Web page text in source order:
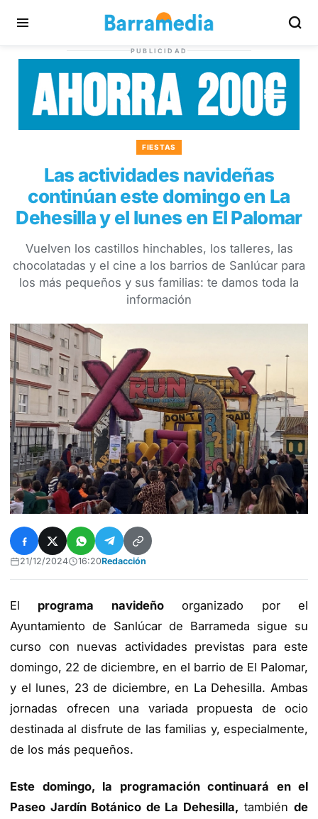
PUBLICIDAD
FIESTAS
Las actividades navideñas
continúan este domingo en La
Dehesilla y el lunes en El Palomar
Vuelven los castillos hinchables, los talleres, las
chocolatadas y el cine a los barrios de Sanlúcar para
los más pequeños y sus familias: te damos toda la
información
21/12/2024 16:20Redacción
El programa navideñoorganizado por el
Ayuntamiento de Sanlúcar de Barrameda sigue su
curso con nuevas actividades previstas para este
domingo, 22 de diciembre, en el barrio de El Palomar,
y el lunes, 23 de diciembre, en La Dehesilla. Ambas
jornadas ofrecen una variada propuesta de ocio
destinada al disfrute de las familias y, especialmente,
de los más pequeños.
Este domingo, la programación continuará en el
Paseo Jardín Botánico de La Dehesilla, tambiénde